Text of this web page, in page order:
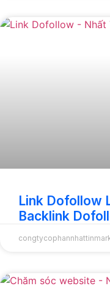
Link Dofollow
Backlink